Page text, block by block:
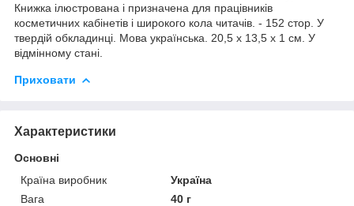
Книжка ілюстрована і призначена для працівників
косметичних кабінетів і широкого кола читачів. - 152 стор. У
твердій обкладинці. Мова українська. 20,5 х 13,5 х 1 см. У
відмінному стані.
Приховати
Характеристики
Основні
Країна виробник
Україна
Вага
40 г